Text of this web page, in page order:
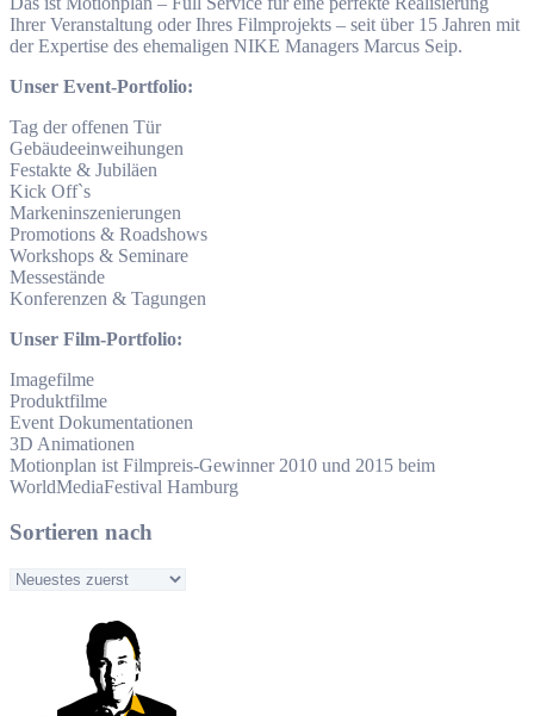
Ihrer Veranstaltung oder Ihres Filmprojekts – seit über 15 Jahren mit
der Expertise des ehemaligen NIKE Managers Marcus Seip.
Unser Event-Portfolio:
Tag der offenen Tür
Gebäudeeinweihungen
Festakte & Jubiläen
Kick Off`s
Markeninszenierungen
Promotions & Roadshows
Workshops & Seminare
Messestände
Konferenzen & Tagungen
Unser Film-Portfolio:
Imagefilme
Produktfilme
Event Dokumentationen
3D Animationen
Motionplan ist Filmpreis-Gewinner 2010 und 2015 beim
WorldMediaFestival Hamburg
Sortieren nach